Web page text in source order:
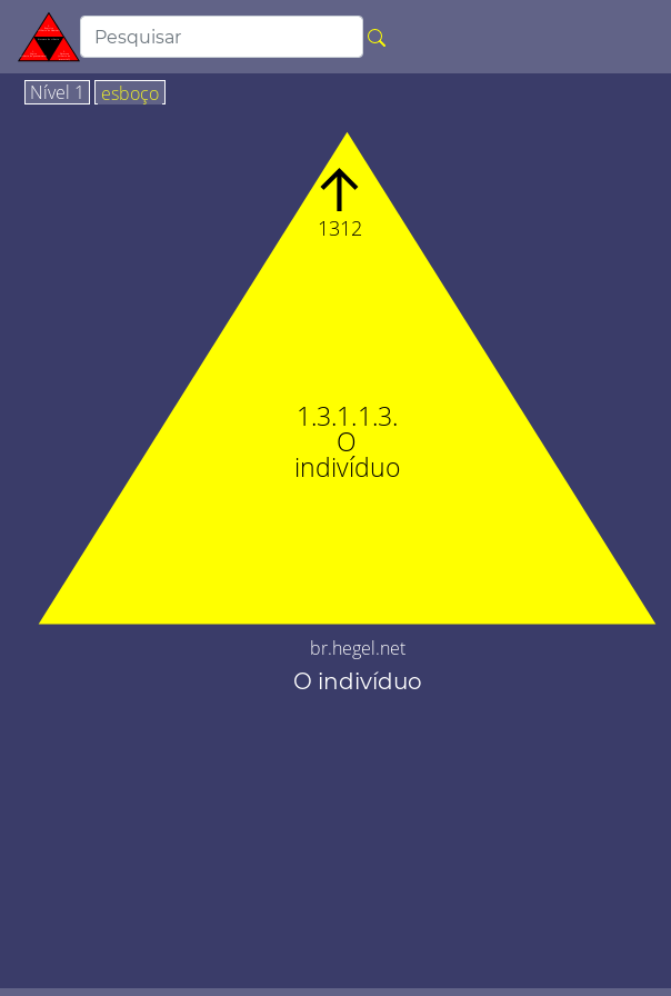
Nível 1 esboço
1.3.1.1.3.
O
indivíduo
↑
1312
br.hegel.net
O indivíduo